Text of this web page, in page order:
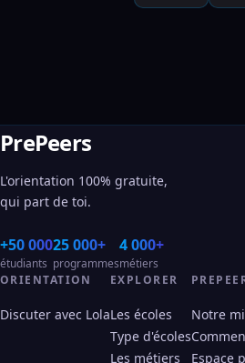
PrePeers
L'orientation 100% gratuite,
qui part de toi.
+50 000
étudiants
25 000+
programmes
4 000+
métiers
ORIENTATION
Discuter avec Lola
EXPLORER
Les écoles
Type d'écoles
Les métiers
Notre
Espace